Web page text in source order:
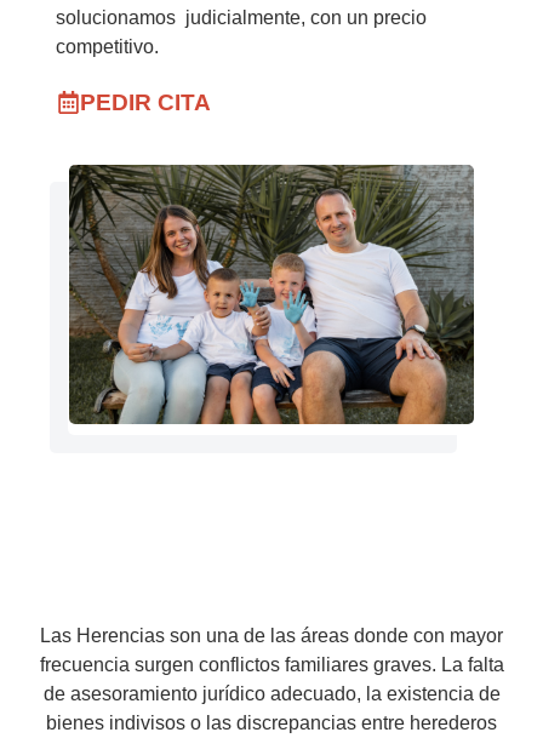
solucionamos judicialmente, con un precio
competitivo.
PEDIR CITA
Las Herencias son una de las áreas donde con mayor
frecuencia surgen conflictos familiares graves. La falta
de asesoramiento jurídico adecuado, la existencia de
bienes indivisos o las discrepancias entre herederos